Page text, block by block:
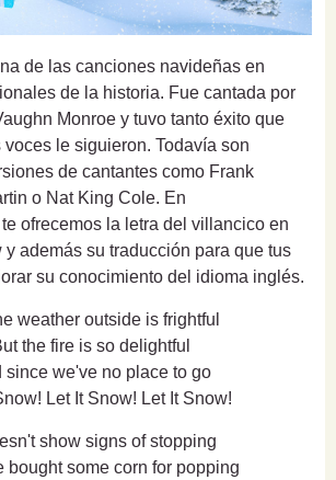
de las canciones navideñas en
de la historia. Fue cantada por
Monroe y tuvo tanto éxito que
le siguieron. Todavía son
de cantantes como Frank
o Nat King Cole. En
ofrecemos la letra del villancico en
y además su traducción para que tus
su conocimiento del idioma inglés.
weather outside is frightful
the fire is so delightful
since we've no place to go
Let It Snow! Let It Snow!
show signs of stopping
bought some corn for popping